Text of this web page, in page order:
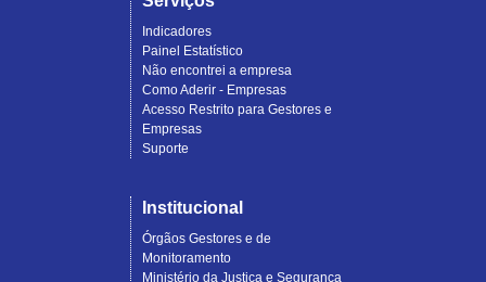
Indicadores
Painel Estatístico
Não encontrei a empresa
Como Aderir - Empresas
Acesso Restrito para Gestores e
Empresas
Suporte
Institucional
Órgãos Gestores e de
Monitoramento
Ministério da Justiça e Segurança